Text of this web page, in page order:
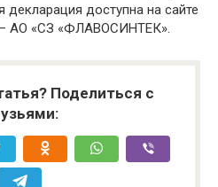
декларация доступна на сайте
АО «СЗ «ФЛАВОСИНТЕК».
Поделиться с